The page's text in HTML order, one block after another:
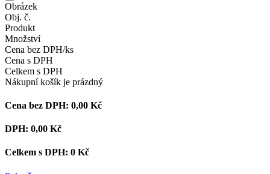
Obrázek
Obj. č.
Produkt
Množství
Cena bez DPH/ks
Cena s DPH
Celkem s DPH
Nákupní košík je prázdný
Cena bez DPH: 0,00 Kč
DPH: 0,00 Kč
Celkem s DPH: 0 Kč